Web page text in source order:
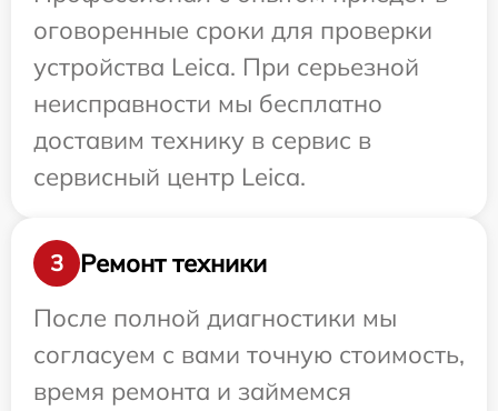
оговоренные сроки для проверки
устройства Leica. При серьезной
неисправности мы бесплатно
доставим технику в сервис в
сервисный центр Leica.
3
Ремонт техники
После полной диагностики мы
согласуем с вами точную стоимость,
время ремонта и займемся